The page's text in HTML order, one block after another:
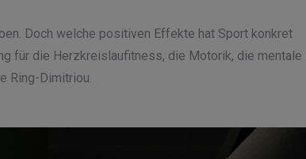
Doch welche positiven Effekte hat Sport konkret
für die Herzkreislaufitness, die Motorik, die mentale
Ring-Dimitriou.